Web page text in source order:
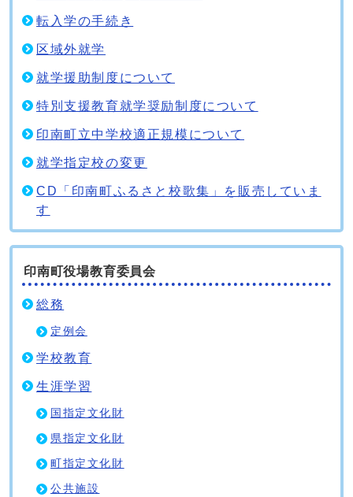
転入学の手続き
区域外就学
就学援助制度について
特別支援教育就学奨励制度について
印南町立中学校適正規模について
就学指定校の変更
CD「印南町ふるさと校歌集」を販売していま
す
印南町役場教育委員会
総務
定例会
学校教育
生涯学習
国指定文化財
県指定文化財
町指定文化財
公共施設